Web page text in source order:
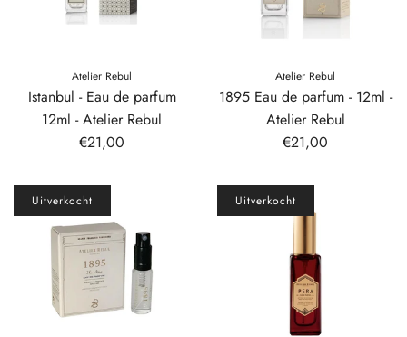
Atelier Rebul
Istanbul - Eau de parfum
12ml - Atelier Rebul
€21,00
Atelier Rebul
1895 Eau de parfum - 12ml -
Atelier Rebul
€21,00
Uitverkocht Uitverkocht